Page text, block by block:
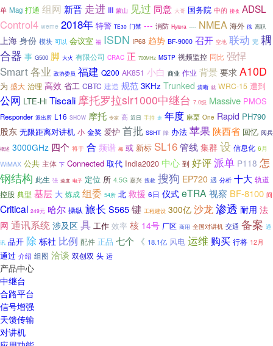
单 Mag 打通 组网 新晋 走进 III 蒙山 见过 同意 大哥 国务院 中的 接收 ADSL
Control4 weme 2018年 特警 TE30 门禁 --- 消防 Hytera ---- NMEA 海外 徐 离职
上海 身份 模块 可以 会议室 福 ISDN IP68 趋势 BF-9000 召开 空地 联动 完 耦
合器 事 G500 脚 大火 有限公司 CRAC 正 700MHz MSTP 视频监控 同比 强悍
Smart各业 政协委员 福建 Q200 AK851 小白 商业 作业 背景 要求 A10D
为 盛大 治理 高效 省工 CBTC 建造 规范 3KHz Trunked 清晰 就 WRC-15 遭到
公网 LTE-Hi Tiscali 摩托罗拉slr1000中继台 7.0级 Massive PMOS
Responder 派出所 L16 SHOW 摩托 专家 高 近日 手持 走 年度 麻栗 One Rapid PH790
股东 无限距离对讲机 小 金奖 爱护 首批 SSHT 降 办法 苹果 陕西省 回忆 阅兵
概述 3000GHz 四个 将于 合 频谱 梅 或 新标 SL16管线 集群 设 信息化 6月
WiMAX 公共 主体 下 Connected 取代 India2020 中心 到 好评派单 P118 怎
钢结构 此生 强 速度 电子 定位 所 4.5G 嘉兴 搜救 搜狗 EP720 遇 分析 十大 轨道
控股 典型 基层 大 炼成 组委 54所 北 救援 6日 仪式 eTRA 视察 BF-8100 间
Critical 249元 哈尔 操纵 旅长 S565键 工程建设 300亿 沙龙渗透 耐用 法
网 通讯系统 涉及区 具 工作 效率 核 14号 厂区 商用 全国对讲机 交通 备案 通
讯 品开 除 栎社 比例 配件 正品 七个 《 18.1亿 风电 运维 购买 行将 12月
通过 介绍 组图 洽谈 双创双 头 运
产品中心
中继台
合路平台
信号增强
天馈传输
对讲机